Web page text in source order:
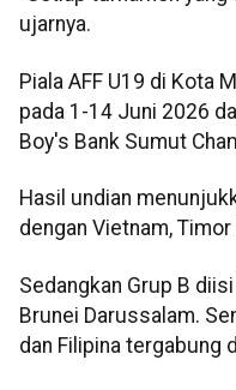
ujarnya.
Piala AFF U19 di Kota
pada 1-14 Juni 2026
Boy's Bank Sumut
Hasil undian
dengan Vietnam,
Sedangkan Grup B
Brunei Darussalam.
dan Filipina tergabung